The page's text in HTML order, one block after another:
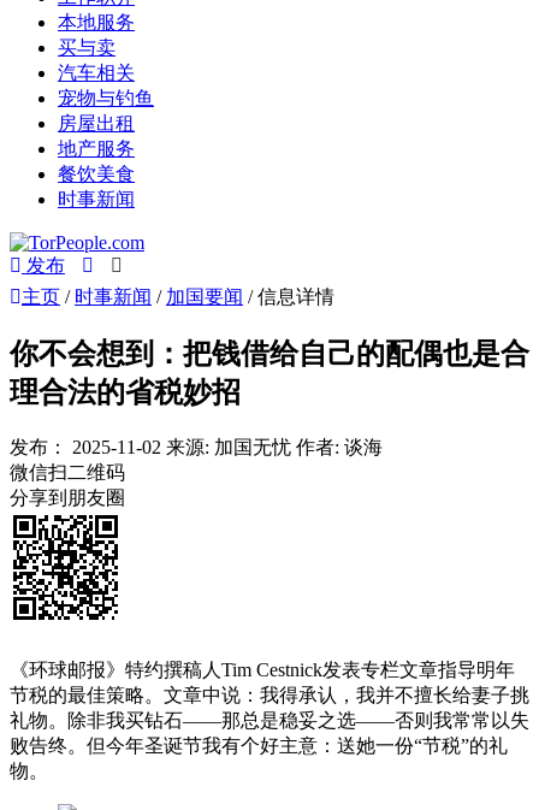
本地服务
买与卖
汽车相关
宠物与钓鱼
房屋出租
地产服务
餐饮美食
时事新闻
发布
主页 / 时事新闻 / 加国要闻 / 信息详情
你不会想到：把钱借给自己的配偶也是合
理合法的省税妙招
发布： 2025-11-02 来源: 加国无忧 作者: 谈海
微信扫二维码
分享到朋友圈
《环球邮报》特约撰稿人Tim Cestnick发表专栏文章指导明年
节税的最佳策略。文章中说：我得承认，我并不擅长给妻子挑
礼物。除非我买钻石——那总是稳妥之选——否则我常常以失
败告终。但今年圣诞节我有个好主意：送她一份“节税”的礼
物。